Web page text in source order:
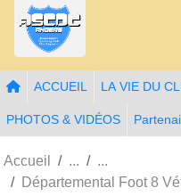
ACCUEIL LA VIE DU
PHOTOS & VIDÉOS
Accueil
Départemental Foot 8
Panneau de gestion des